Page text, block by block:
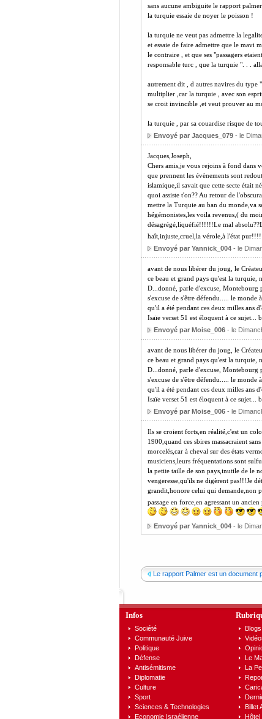
sans aucune ambiguite le rapport
la turquie essaie de noyer le poisson !
la turquie ne veut pas admettre la
et essaie de faire admettre que le mavi
le contraire , et que ses "passagers
responsable turc , que la turquie ". . .
autrement dit , d autres navires du type
multiplier ,car la turquie , avec son
se croit invincible ,et veut prouver au
la turquie , par sa couardise risque de
Envoyé par Jacques_079- le
Jacques,Joseph,
Chers amis,je vous rejoins à fond dans
que prennent les évènements sont
islamique,il savait que cette secte était
quoi assiste t'on?? Au retour de
mettre la Turquie au ban du monde,va
hégémonistes,les voila revenus,( du
désagrégé,liquéfié!!!!!!Le mal
haît,injuste,cruel,la vérole,à l'état pur!!!!
Envoyé par Yannick_004- le
avant de nous libérer du joug, le
ce beau et grand pays qu'est la turquie,
D...donné, parle d'excuse, Montebourg
s'excuse de s'être défendu..... le monde
qu'il a été pendant ces deux milles ans
Isaïe verset 51 est éloquent à ce sujet...
Envoyé par Moise_006- le
avant de nous libérer du joug, le
ce beau et grand pays qu'est la turquie,
D...donné, parle d'excuse, Montebourg
s'excuse de s'être défendu..... le monde
qu'il a été pendant ces deux milles ans
Isaïe verset 51 est éloquent à ce sujet...
Envoyé par Moise_006- le
Ils se croient forts,en réalité,c'est un
1900,quand ces sbires massacraient
morcelés,car à cheval sur des états
musiciens,leurs fréquentations sont
la petite taille de son pays,inutile de le
vengeresse,qu'ils ne digèrent pas!!!Je
grandit,honore celui qui demande,non
passage en force,en agressant un
Envoyé par Yannick_004- le
Le rapport Palmer est un document
Infos
Société
Communauté Juive
Politique
Défense
Antisémitisme
Diplomatie
Culture
Sport
Sciences & Technologies
Economie Israélienne
Blogs
Le
La
Billet
Hôtel